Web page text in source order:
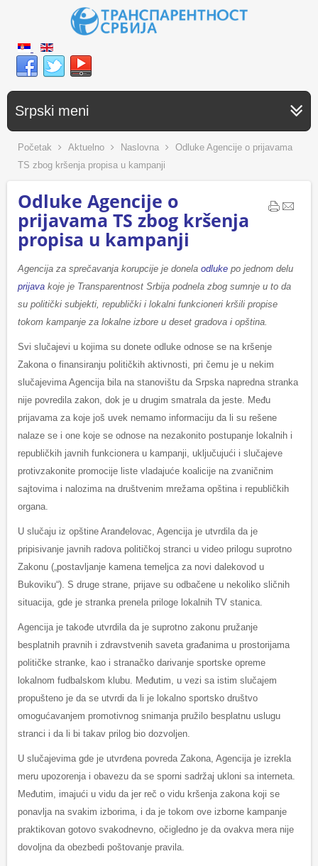
Srpski meni
Početak Aktuelno Naslovna
Odluke Agencije o prijavama
TS zbog kršenja propisa u kampanji
Odluke Agencije o
prijavama TS zbog kršenja
propisa u kampanji
Agencija za sprečavanja korupcije je donela odluke po jednom delu
prijava koje je Transparentnost Srbija podnela zbog sumnje u to da
su politički subjekti, republički i lokalni funkcioneri kršili propise
tokom kampanje za lokalne izbore u deset gradova i opština.
Svi slučajevi u kojima su donete odluke odnose se na kršenje
Zakona o finansiranju političkih aktivnosti, pri čemu je u nekim
slučajevima Agencija bila na stanovištu da Srpska napredna stranka
nije povredila zakon, dok je u drugim smatrala da jeste. Među
prijavama za koje još uvek nemamo informaciju da li su rešene
nalaze se i one koje se odnose na nezakonito postupanje lokalnih i
republičkih javnih funkcionera u kampanji, uključujući i slučajeve
protivzakonite promocije liste vladajuće koalicije na zvaničnim
sajtovima i nalozima na društvenim mrežama opština i republičkih
organa.
U slučaju iz opštine Aranđelovac, Agencija je utvrdila da je
pripisivanje javnih radova političkoj stranci u video prilogu suprotno
Zakonu („postavljanje kamena temeljca za novi dalekovod u
Bukoviku“). S druge strane, prijave su odbačene u nekoliko sličnih
situacija, gde je stranka prenela priloge lokalnih TV stanica.
Agencija je takođe utvrdila da je suprotno zakonu pružanje
besplatnih pravnih i zdravstvenih saveta građanima u prostorijama
političke stranke, kao i stranačko darivanje sportske opreme
lokalnom fudbalskom klubu. Međutim, u vezi sa istim slučajem
propušteno je da se utvrdi da li je lokalno sportsko društvo
omogućavanjem promotivnog snimanja pružilo besplatnu uslugu
stranci i da li bi takav prilog bio dozvoljen.
U slučajevima gde je utvrđena povreda Zakona, Agencija je izrekla
meru upozorenja i obavezu da se sporni sadržaj ukloni sa interneta.
Međutim, imajući u vidu da jer reč o vidu kršenja zakona koji se
ponavlja na svakim izborima, i da je tokom ove izborne kampanje
praktikovan gotovo svakodnevno, očigledno je da ovakva mera nije
dovoljna da obezbedi poštovanje pravila.